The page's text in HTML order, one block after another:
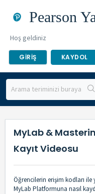
Pearson
Hoş geldiniz
GIRIŞ KAYDOL
MyLab &
Kayıt Videosu
Öğrencilerin erişim kodları ile
MyLab Platformuna nasıl